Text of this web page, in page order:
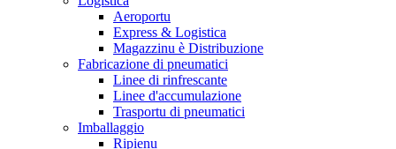
Aeroportu
Express & Logistica
Magazzinu è Distribuzione
Fabricazione di pneumatici
Linee di rinfrescante
Linee d'accumulazione
Trasportu di pneumatici
Imballaggio
Ripienu